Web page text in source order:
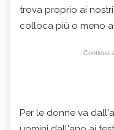
trova proprio ai
colloca più o meno
Continua
Per le donne va